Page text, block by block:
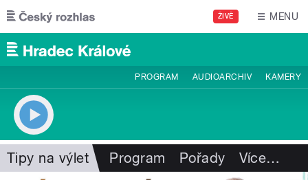
Přejít k hlavnímu obsahu
ŽIVĚ MENU
PROGRAM AUDIOARCHIV KAMERY
Tipy na výlet Program Pořady Více…